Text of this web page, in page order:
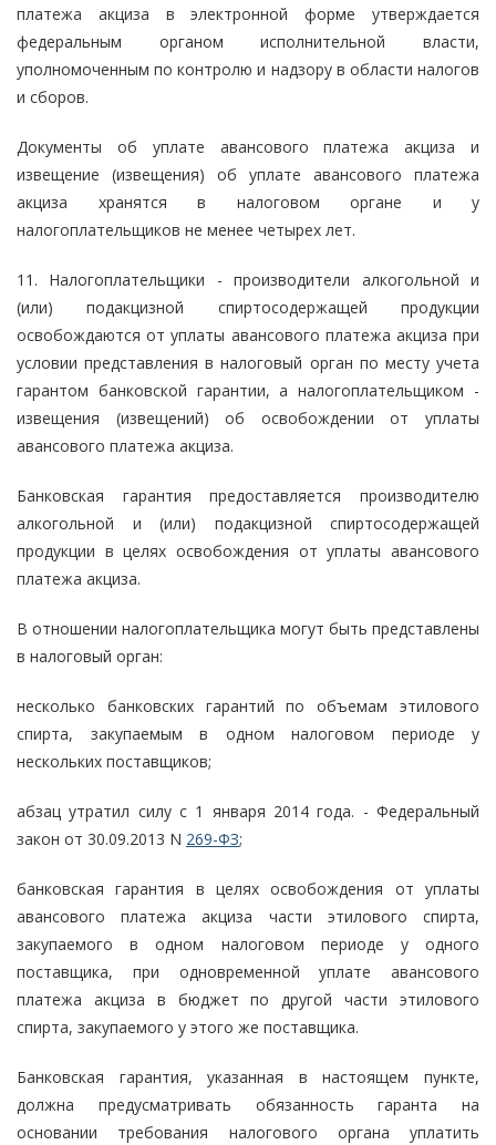
платежа акциза в электронной форме утверждается
федеральным органом исполнительной власти,
уполномоченным по контролю и надзору в области налогов
и сборов.
Документы об уплате авансового платежа акциза и
извещение (извещения) об уплате авансового платежа
акциза хранятся в налоговом органе и у
налогоплательщиков не менее четырех лет.
11. Налогоплательщики - производители алкогольной и
(или) подакцизной спиртосодержащей продукции
освобождаются от уплаты авансового платежа акциза при
условии представления в налоговый орган по месту учета
гарантом банковской гарантии, а налогоплательщиком -
извещения (извещений) об освобождении от уплаты
авансового платежа акциза.
Банковская гарантия предоставляется производителю
алкогольной и (или) подакцизной спиртосодержащей
продукции в целях освобождения от уплаты авансового
платежа акциза.
В отношении налогоплательщика могут быть представлены
в налоговый орган:
несколько банковских гарантий по объемам этилового
спирта, закупаемым в одном налоговом периоде у
нескольких поставщиков;
абзац утратил силу с 1 января 2014 года. - Федеральный
закон от 30.09.2013 N 269-ФЗ;
банковская гарантия в целях освобождения от уплаты
авансового платежа акциза части этилового спирта,
закупаемого в одном налоговом периоде у одного
поставщика, при одновременной уплате авансового
платежа акциза в бюджет по другой части этилового
спирта, закупаемого у этого же поставщика.
Банковская гарантия, указанная в настоящем пункте,
должна предусматривать обязанность гаранта на
основании требования налогового органа уплатить